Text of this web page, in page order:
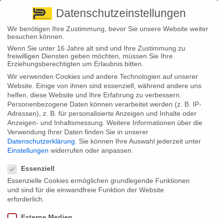
+ 49 3501 528571 |
08
Unwissen über Berufsunfähigkeit hält sich hartnäckig Die
Mehrheit der Deutschen bestreitet ihren Lebensunterhalt mit
der eigenen Arbeitskraft. Deshalb ist die Absicherung der
Arbeitskraft so wichtig. Doch die Verbreitung dieser
Absicherung lässt ebenso ‚Luft nach oben’ wie das Wissen um
Berufsunfähigkeit, zeigt eine aktuelle Studie. 80 Prozent der Deutschen
haben keine Berufsunfähigkeitsversicherung abgeschlossen....
Stephan Fröhlich
21
Berufsunfähigkeitsversicherung: Trotz neuem Job ist Bezug
der BU-Rente möglich Wird man berufsunfähig und nimmt
BU-Rente beziehen. Das zeigt ein Urteil des Landgerichts
Datenschutzeinstellungen
Wir benötigen Ihre Zustimmung, bevor Sie unsere Website weiter
besuchen können.
Wenn Sie unter 16 Jahre alt sind und Ihre Zustimmung zu
freiwilligen Diensten geben möchten, müssen Sie Ihre
Erziehungsberechtigten um Erlaubnis bitten.
Wir verwenden Cookies und andere Technologien auf unserer
Website. Einige von ihnen sind essenziell, während andere uns
helfen, diese Website und Ihre Erfahrung zu verbessern.
Personenbezogene Daten können verarbeitet werden (z. B. IP-
Adressen), z. B. für personalisierte Anzeigen und Inhalte oder
Anzeigen- und Inhaltsmessung. Weitere Informationen über die
Verwendung Ihrer Daten finden Sie in unserer
Datenschutzerklärung
Sie können Ihre Auswahl jederzeit unter
Einstellungen widerrufen oder anpassen.
Essenziell
Essenzielle Cookies ermöglichen grundlegende Funktionen
und sind für die einwandfreie Funktion der Website
erforderlich.